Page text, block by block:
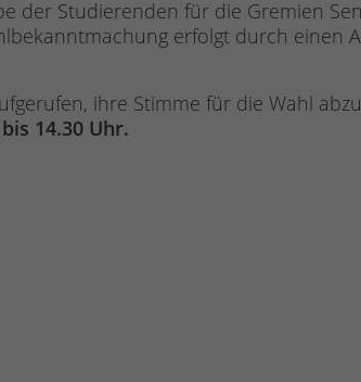
der Studierenden für die Gremien
erfolgt durch einen
ihre Stimme für die Wahl
14.30 Uhr.